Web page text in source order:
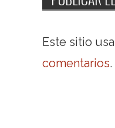
Este sitio
comentarios.